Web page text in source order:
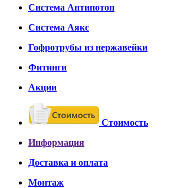
Система Антипотоп
Система Аякс
Гофротрубы из нержавейки
Фитинги
Акции
Стоимость
Информация
Доставка и оплата
Монтаж